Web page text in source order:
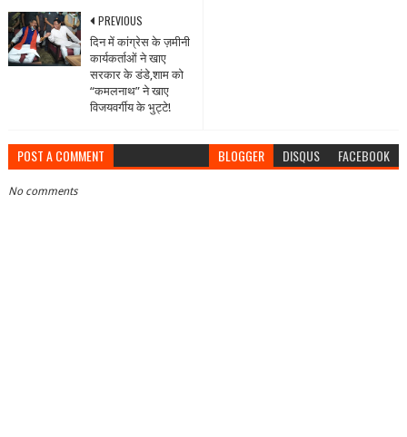
PREVIOUS
दिन में कांग्रेस के ज़मीनी
कार्यकर्ताओं ने खाए
सरकार के डंडे,शाम को
“कमलनाथ” ने खाए
विजयवर्गीय के भुट्टे!
POST A COMMENT BLOGGER DISQUS FACEBOOK
No comments